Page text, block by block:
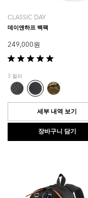
CLASSIC DAY
데이앤하프 백팩
249,000 원
별
5
개
중
5.0
입
다.
3 컬러
세부 내역 보기
장바구니 담기